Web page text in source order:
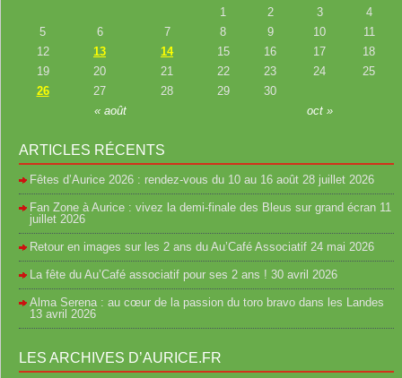
« août oct »
1 2 3
4
5
6 7 8 9 10
11
12
13 14 15 16 17
18
19
20 21 22 23 24
25
26
27 28 29 30
ARTICLES RÉCENTS
Fêtes d’Aurice 2026 : rendez-vous du 10 au 16 août 28 juillet 2026
Fan Zone à Aurice : vivez la demi-finale des Bleus sur grand écran 11
juillet 2026
Retour en images sur les 2 ans du Au’Café Associatif 24 mai 2026
La fête du Au’Café associatif pour ses 2 ans ! 30 avril 2026
Alma Serena : au cœur de la passion du toro bravo dans les Landes
13 avril 2026
LES ARCHIVES D’AURICE.FR